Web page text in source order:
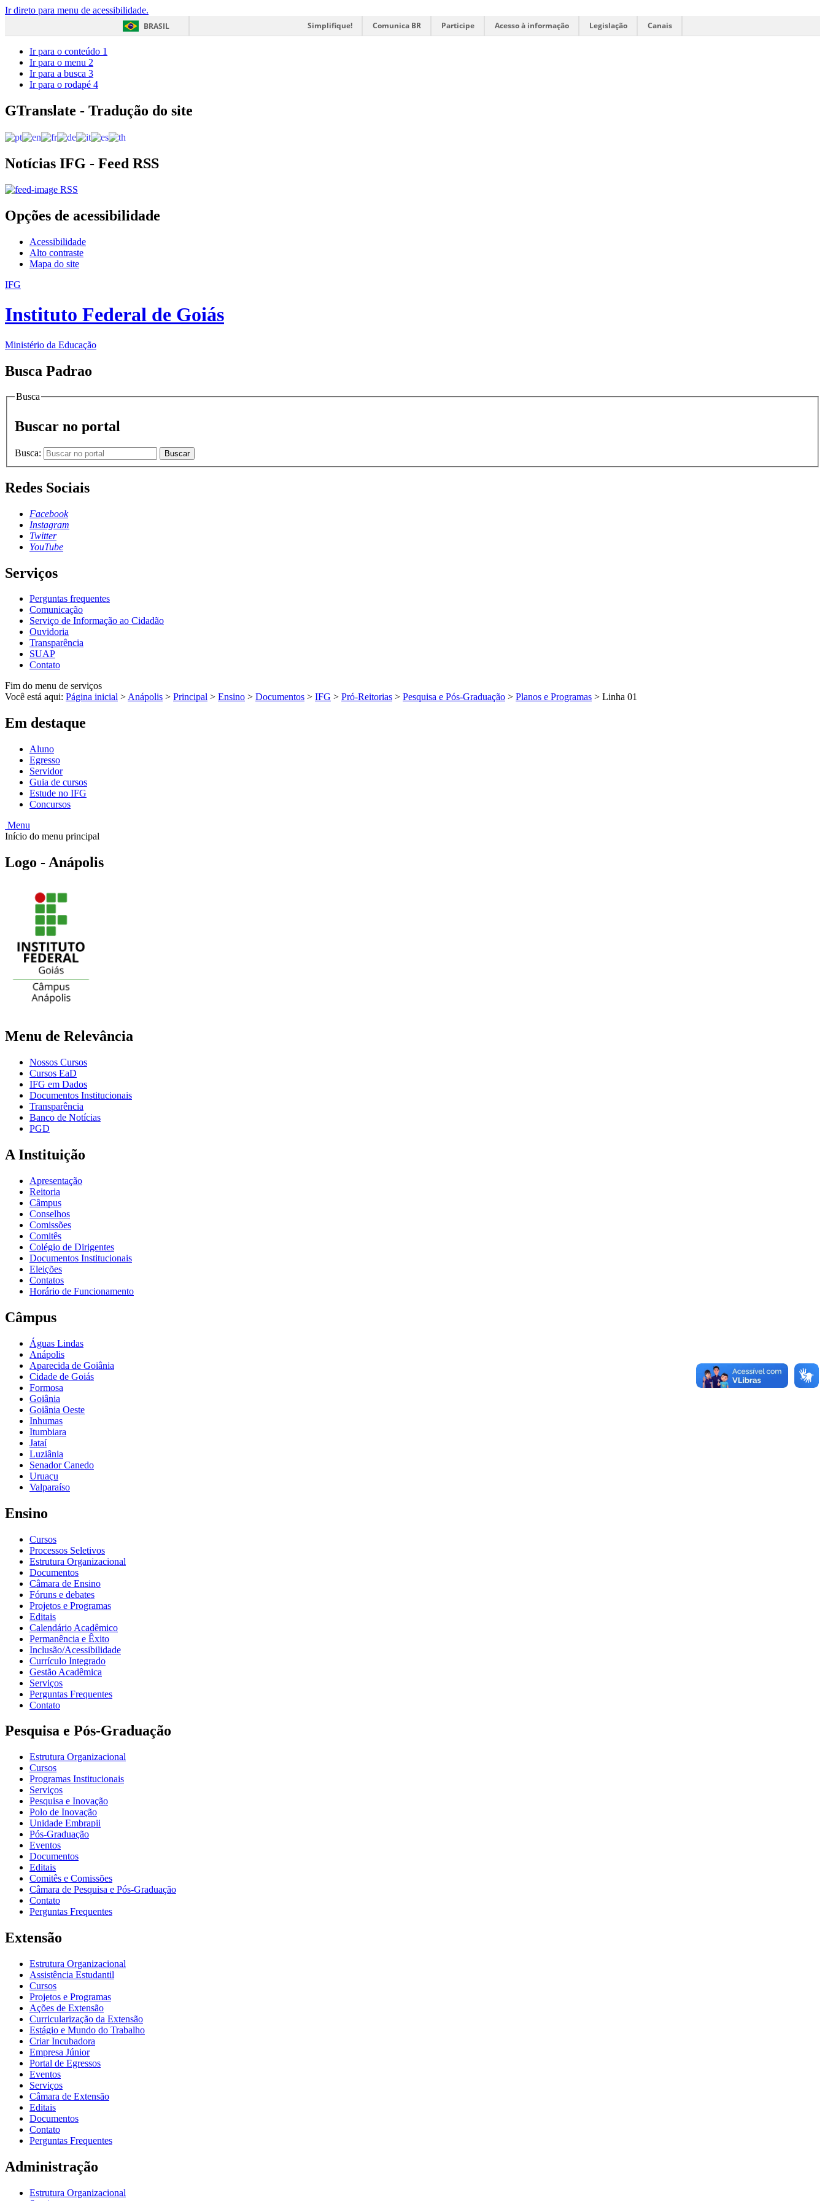
Ir direto para menu de acessibilidade.
BRASIL
Simplifique! Comunica BR Participe Acesso à informação Legislação Canais
Ir para o conteúdo 1
Ir para o menu 2
Ir para a busca 3
Ir para o rodapé 4
GTranslate - Tradução do site
Notícias IFG - Feed RSS
RSS
Opções de acessibilidade
Acessibilidade
Alto contraste
Mapa do site
IFG
Instituto Federal de Goiás
Ministério da Educação
Busca Padrao
Busca
Buscar no portal
Busca: Buscar
Redes Sociais
Facebook
Instagram
Twitter
YouTube
Serviços
Perguntas frequentes
Comunicação
Serviço de Informação ao Cidadão
Ouvidoria
Transparência
SUAP
Contato
Fim do menu de serviços
Você está aqui: Página inicial >Anápolis > Principal > Ensino > Documentos > IFG > Pró-Reitorias > Pesquisa e Pós-Graduação > Planos e Programas > Linha 01
Em destaque
Aluno
Egresso
Servidor
Guia de cursos
Estude no IFG
Concursos
Menu
Início do menu principal
Logo - Anápolis
Menu de Relevância
Nossos Cursos
Cursos EaD
IFG em Dados
Documentos Institucionais
Transparência
Banco de Notícias
PGD
A Instituição
Apresentação
Reitoria
Câmpus
Conselhos
Comissões
Comitês
Colégio de Dirigentes
Documentos Institucionais
Eleições
Contatos
Horário de Funcionamento
Câmpus
Águas Lindas
Anápolis
Aparecida de Goiânia
Cidade de Goiás
Formosa
Goiânia
Goiânia Oeste
Inhumas
Itumbiara
Jataí
Luziânia
Senador Canedo
Uruaçu
Valparaíso
Ensino
Cursos
Processos Seletivos
Estrutura Organizacional
Documentos
Câmara de Ensino
Fóruns e debates
Projetos e Programas
Editais
Calendário Acadêmico
Permanência e Êxito
Inclusão/Acessibilidade
Currículo Integrado
Gestão Acadêmica
Serviços
Perguntas Frequentes
Contato
Pesquisa e Pós-Graduação
Estrutura Organizacional
Cursos
Programas Institucionais
Serviços
Pesquisa e Inovação
Polo de Inovação
Unidade Embrapii
Pós-Graduação
Eventos
Documentos
Editais
Comitês e Comissões
Câmara de Pesquisa e Pós-Graduação
Contato
Perguntas Frequentes
Extensão
Estrutura Organizacional
Assistência Estudantil
Cursos
Projetos e Programas
Ações de Extensão
Curricularização da Extensão
Estágio e Mundo do Trabalho
Criar Incubadora
Empresa Júnior
Portal de Egressos
Eventos
Serviços
Câmara de Extensão
Editais
Documentos
Contato
Perguntas Frequentes
Administração
Estrutura Organizacional